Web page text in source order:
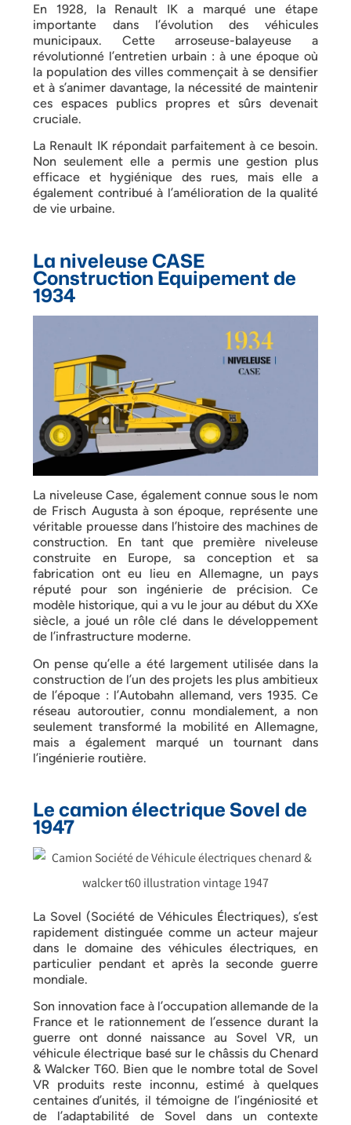
En 1928, la Renault IK a marqué une étape
importante dans l’évolution des véhicules
municipaux. Cette arroseuse-balayeuse a
révolutionné l’entretien urbain : à une époque où
la population des villes commençait à se densifier
et à s’animer davantage, la nécessité de maintenir
ces espaces publics propres et sûrs devenait
cruciale.
La Renault IK répondait parfaitement à ce besoin.
Non seulement elle a permis une gestion plus
efficace et hygiénique des rues, mais elle a
également contribué à l’amélioration de la qualité
de vie urbaine.
La niveleuse CASE
Construction Equipement de
1934
La niveleuse Case, également connue sous le nom
de Frisch Augusta à son époque, représente une
véritable prouesse dans l’histoire des machines de
construction. En tant que première niveleuse
construite en Europe, sa conception et sa
fabrication ont eu lieu en Allemagne, un pays
réputé pour son ingénierie de précision. Ce
modèle historique, qui a vu le jour au début du XXe
siècle, a joué un rôle clé dans le développement
de l’infrastructure moderne.
On pense qu’elle a été largement utilisée dans la
construction de l’un des projets les plus ambitieux
de l’époque : l’Autobahn allemand, vers 1935. Ce
réseau autoroutier, connu mondialement, a non
seulement transformé la mobilité en Allemagne,
mais a également marqué un tournant dans
l’ingénierie routière.
Le camion électrique Sovel de
1947
La Sovel (Société de Véhicules Électriques), s’est
rapidement distinguée comme un acteur majeur
dans le domaine des véhicules électriques, en
particulier pendant et après la seconde guerre
mondiale.
Son innovation face à l’occupation allemande de la
France et le rationnement de l’essence durant la
guerre ont donné naissance au Sovel VR, un
véhicule électrique basé sur le châssis du Chenard
& Walcker T60. Bien que le nombre total de Sovel
VR produits reste inconnu, estimé à quelques
centaines d’unités, il témoigne de l’ingéniosité et
de l’adaptabilité de Sovel dans un contexte